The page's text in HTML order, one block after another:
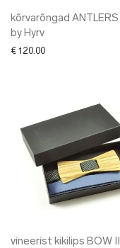
kõrvarõngad ANTLERS
by Hyrv
€ 120.00
vineerist kikilips BOW II